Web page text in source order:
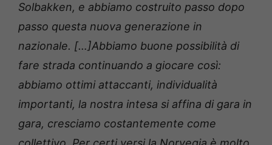
Solbakken, e abbiamo costruito passo dopo
passo questa nuova generazione in
nazionale. […]Abbiamo buone possibilità di
fare strada continuando a giocare così:
abbiamo ottimi attaccanti, individualità
importanti, la nostra intesa si affina di gara in
gara, cresciamo costantemente come